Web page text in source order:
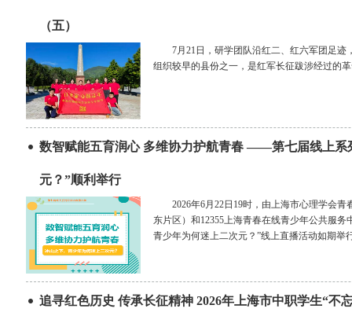
（五）
7月21日，研学团队沿红二、红六军团足
组织较早的县份之一，是红军长征跋涉经过的
数智赋能五育润心 多维协力护航青春 ——第七届线上系
元？”顺利举行
2026年6月22日19时，由上海市心理学会
东片区）和12355上海青春在线青少年公共服
青少年为何迷上二次元？”线上直播活动如期举
追寻红色历史 传承长征精神 2026年上海市中职学生“不